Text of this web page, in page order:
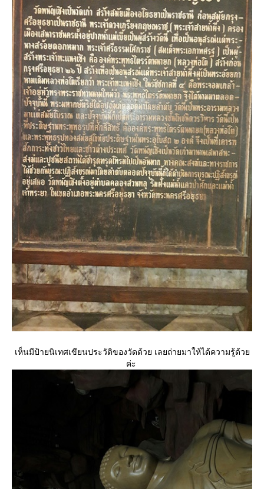
เห็นมีป้ายนิเทศเขียนประวัติของวัดด้วย เลยถ่ายมาให้ได้ความรู้ด้ว
ค่ะ